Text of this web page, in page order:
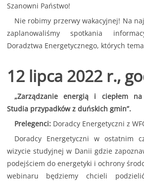
Szanowni Państwo!
Nie robimy przerwy wakacyjnej! Na
zaplanowaliśmy spotkania
Doradztwa Energetycznego, których
12 lipca 2022 r.,
„Zarządzanie energią i ciepłem
Studia przypadków z duńskich gmin”.
Prelegenci:Doradcy Energetyczni z
Doradcy Energetyczni w ostatnim
wizycie studyjnej w Danii gdzie
podejściem do energetyki i ochrony
webinaru będziemy chcieli